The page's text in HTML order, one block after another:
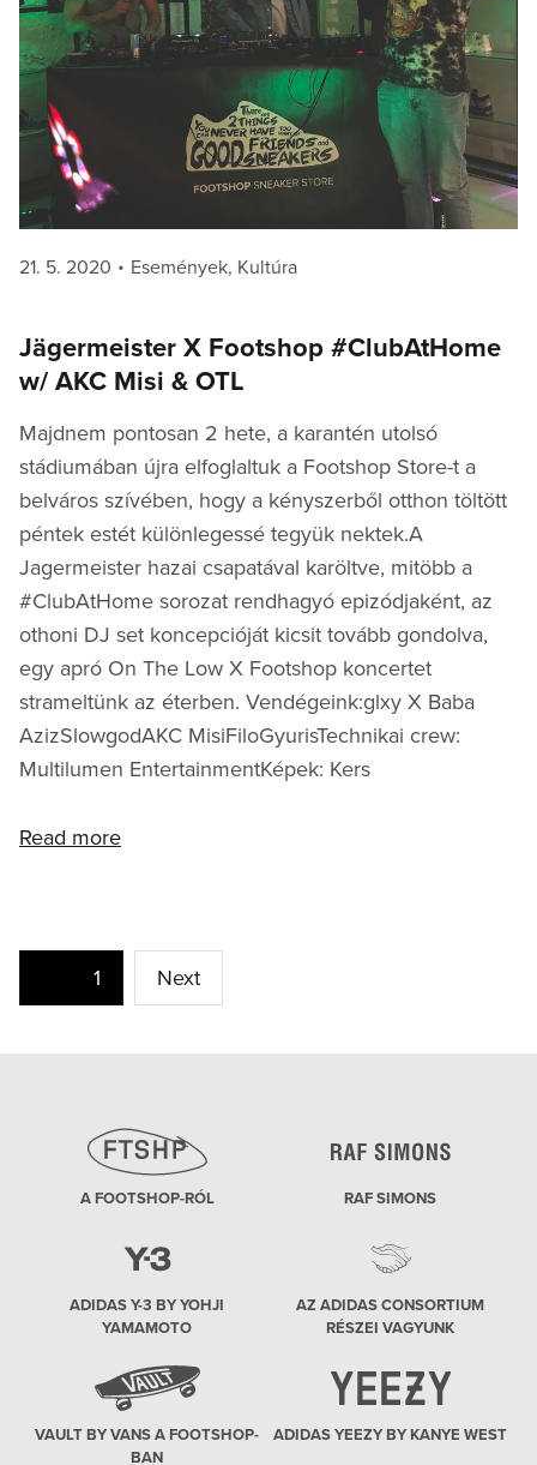
Posted
21. 5. 2020 Categories
Események, Kultúra
Jägermeister X Footshop #ClubAtHome
w/ AKC Misi & OTL
Majdnem pontosan 2 hete, a karantén utolsó
stádiumában újra elfoglaltuk a Footshop Store-t a
belváros szívében, hogy a kényszerből otthon töltött
péntek estét különlegessé tegyük nektek.A
Jagermeister hazai csapatával karöltve, mitöbb a
#ClubAtHome sorozat rendhagyó epizódjaként, az
othoni DJ set koncepcióját kicsit tovább gondolva,
egy apró On The Low X Footshop koncertet
strameltünk az éterben. Vendégeink:glxy X Baba
AzizSlowgodAKC MisiFiloGyurisTechnikai crew:
Multilumen EntertainmentKépek: Kers
Read more
Bejegyzések
lapozása
Page1 Next
A FOOTSHOP-RÓL RAF SIMONS
ADIDAS Y-3 BY YOHJI
YAMAMOTO
AZ ADIDAS CONSORTIUM
RÉSZEI VAGYUNK
VAULT BY VANS A FOOTSHOP-
BAN
ADIDAS YEEZY BY KANYE WEST